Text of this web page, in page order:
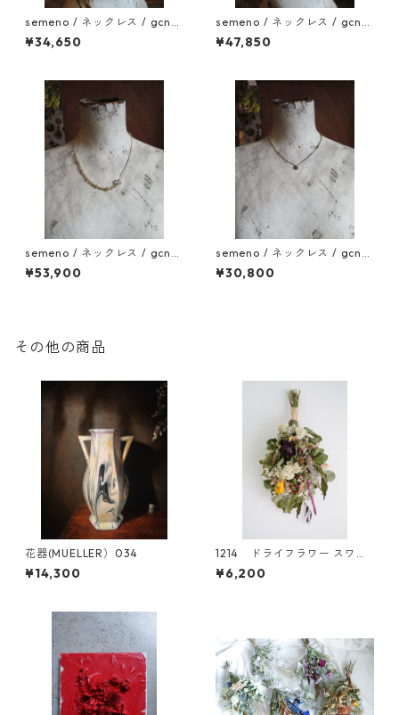
semeno / ネックレス / gcn-1
1 / 25aw
¥34,650
semeno / ネックレス / gcn-1
0 / 25aw
¥47,850
semeno / ネックレス / gcn-
09 / 25aw
¥53,900
semeno / ネックレス / gcn-
07 / 25aw
¥30,800
その他の商品
花器(MUELLER）034
¥14,300
1214 ドライフラワー スワッ
グ
¥6,200